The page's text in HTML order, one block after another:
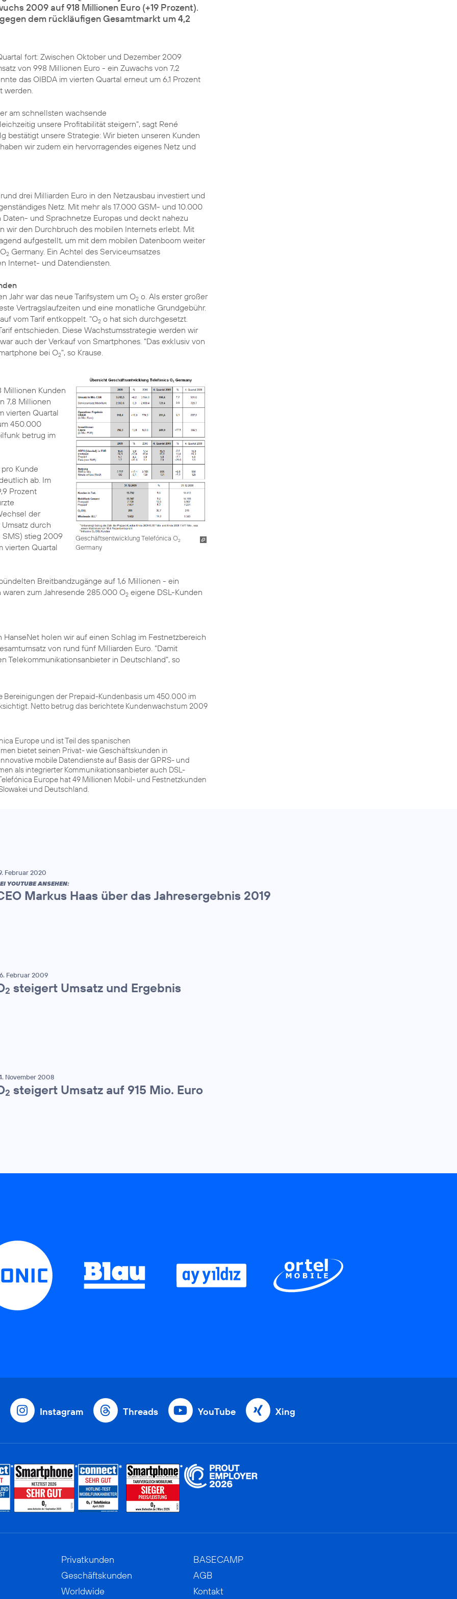
2009 auf 918 Millionen Euro (+19 Prozent).
dem rückläufigen Gesamtmarkt um 4,2
fort: Zwischen Oktober und Dezember 2009
von 998 Millionen Euro - ein Zuwachs von 7,2
das OIBDA im vierten Quartal erneut um 6,1 Prozent
werden.
am schnellsten wachsende
unsere Profitabilität steigern", sagt René
bestätigt unsere Strategie: Wir bieten unseren Kunden
wir zudem ein hervorragendes eigenes Netz und
drei Milliarden Euro in den Netzausbau investiert und
Netz. Mit mehr als 17.000 GSM- und 10.000
und Sprachnetze Europas und deckt nahezu
wir den Durchbruch des mobilen Internets erlebt. Mit
aufgestellt, um mit dem mobilen Datenboom weiter
2 Germany. Ein Achtel des Serviceumsatzes
Internet- und Datendiensten.
Jahr war das neue Tarifsystem um O2 o. Als erster großer
Vertragslaufzeiten und eine monatliche Grundgebühr.
vom Tarif entkoppelt. "O2 o hat sich durchgesetzt.
entschieden. Diese Wachstumsstrategie werden wir
auch der Verkauf von Smartphones. "Das exklusiv von
bei O2", so Krause.
Geschäftsentwicklung Telefónica O2
Germany
Millionen Kunden
7,8 Millionen
vierten Quartal
450.000
betrug im
Kunde
ab. Im
Prozent
der
durch
SMS) stieg 2009
vierten Quartal
Breitbandzugänge auf 1,6 Millionen - ein
zum Jahresende 285.000 O2 eigene DSL-Kunden
HanseNet holen wir auf einen Schlag im Festnetzbereich
von rund fünf Milliarden Euro. "Damit
Telekommunikationsanbieter in Deutschland", so
Bereinigungen der Prepaid-Kundenbasis um 450.000 im
Netto betrug das berichtete Kundenwachstum 2009
Europe und ist Teil des spanischen
bietet seinen Privat- wie Geschäftskunden in
mobile Datendienste auf Basis der GPRS- und
als integrierter Kommunikationsanbieter auch DSL-
Europe hat 49 Millionen Mobil- und Festnetzkunden
und Deutschland.
Februar 2020
YOUTUBE ANSEHEN:
Markus Haas über das Jahresergebnis 2019
Februar 2009
2 steigert Umsatz und Ergebnis
November 2008
2 steigert Umsatz auf 915 Mio. Euro
Instagram Threads YouTube Xing
Privatkunden
Geschäftskunden
Worldwide
BASECAMP
AGB
Kontakt